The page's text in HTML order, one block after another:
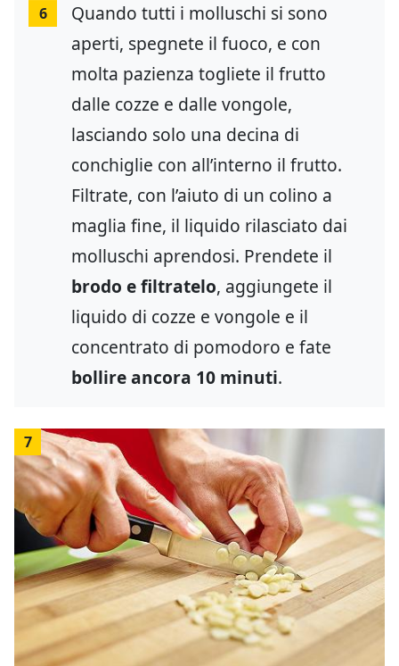
6
Quando tutti i molluschi si sono
aperti, spegnete il fuoco, e con
molta pazienza togliete il frutto
dalle cozze e dalle vongole,
lasciando solo una decina di
conchiglie con all’interno il frutto.
Filtrate, con l’aiuto di un colino a
maglia fine, il liquido rilasciato dai
molluschi aprendosi. Prendete il
brodo e filtratelo, aggiungete il
liquido di cozze e vongole e il
concentrato di pomodoro e fate
bollire ancora 10 minuti.
7